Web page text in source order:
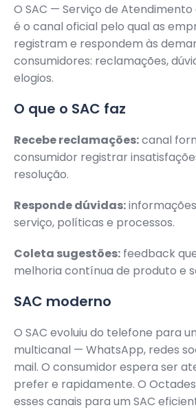
O SAC — Serviço de
é o canal oficial pelo qual as
registram e respondem às
consumidores: reclamações,
elogios.
O que o SAC faz
Recebe reclamações:canal
consumidor registrar
resolução.
Responde dúvidas:
serviço, políticas e processos.
Coleta sugestões: feedback
melhoria contínua de produto e
SAC moderno
O SAC evoluiu do telefone para
multicanal — WhatsApp, redes
mail. O consumidor espera ser
prefer e rapidamente. O
esses canais para um SAC